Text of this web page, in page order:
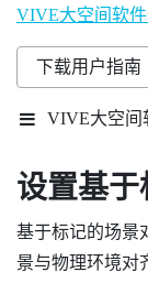
VIVE大空间软
下载用户指南
VIVE大空间
设置基于
基于标记的场景
景与物理环境对